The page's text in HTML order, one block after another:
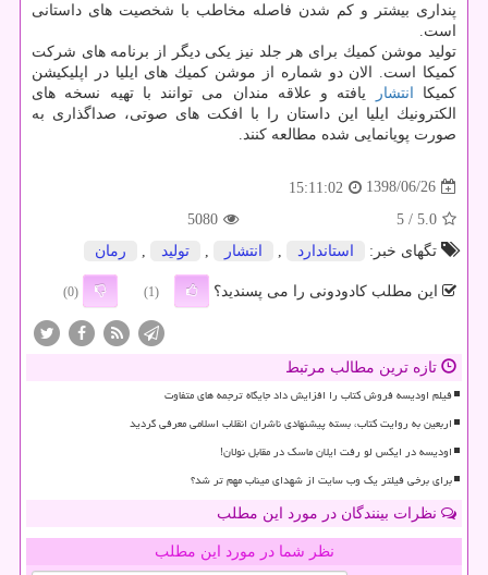
پنداری بیشتر و كم شدن فاصله مخاطب با شخصیت های داستانی
است.
تولید موشن كمیك برای هر جلد نیز یكی دیگر از برنامه های شركت
كمیكا است. الان دو شماره از موشن كمیك های ایلیا در اپلیكیشن
كمیكا
انتشار
یافته و علاقه مندان می توانند با تهیه نسخه های
الكترونیك ایلیا این داستان را با افكت های صوتی، صداگذاری به
صورت پویانمایی شده مطالعه كنند.
1398/06/26
15:11:02
5.0
/ 5
5080
تگهای خبر:
استاندارد , انتشار , تولید , رمان
این مطلب کادودونی را می پسندید؟ (1)
(0)
تازه ترین مطالب مرتبط
فیلم اودیسه فروش کتاب را افزایش داد جایگاه ترجمه های متفاوت
اربعین به روایت کتاب، بسته پیشنهادی ناشران انقلاب اسلامی معرفی گردید
اودیسه در ایکس لو رفت ایلان ماسک در مقابل نولان!
برای برخی فیلتر یک وب سایت از شهدای میناب مهم تر شد؟
نظرات بینندگان در مورد این مطلب
نظر شما در مورد این مطلب